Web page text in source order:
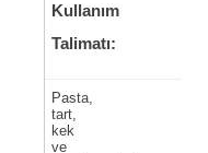
Kullanım
Talimatı:
Pasta,
tart,
kek
ve